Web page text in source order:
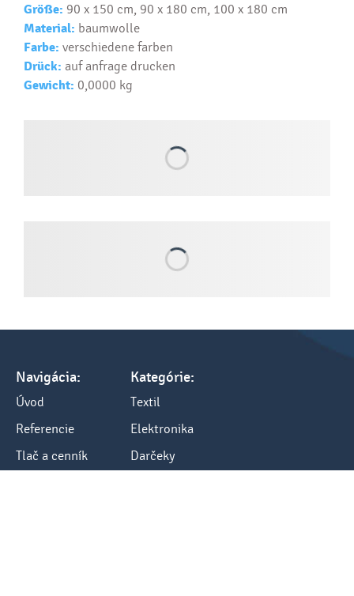
Ako si vybrať správny predmet?
Text...
Größe: 90 x 150 cm, 90 x 180 cm, 100 x 180 cm
Material: baumwolle
Farbe: verschiedene farben
Drück: auf anfrage drucken
Gewicht: 0,0000 kg
Navigácia:
Úvod
Referencie
Tlač a cenník
Kategórie:
Textil
Elektronika
Darčeky